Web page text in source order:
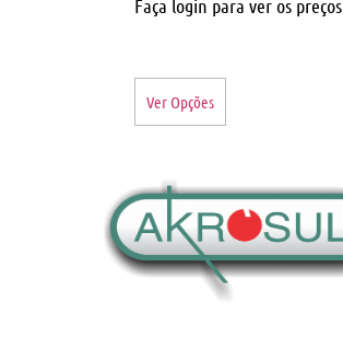
Faça login para ver os preços
Ver Opções